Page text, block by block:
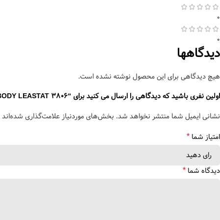
0
0
دیدگاهها
هیچ دیدگاهی برای این محصول نوشته نشده است.
اولین نفری باشید که دیدگاهی را ارسال می کنید برای “CROSS BODY LEASTAT 3806”
نشانی ایمیل شما منتشر نخواهد شد. بخش‌های موردنیاز علامت‌گذاری شده‌اند
امتیاز شما *
دیدگاه شما *